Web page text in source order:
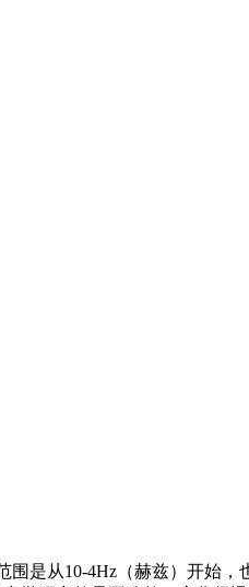
是从10-4Hz（赫兹）开始，